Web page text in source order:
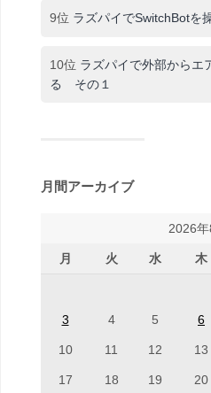
9位 ラズパイでSwitchBotを
10位 ラズパイで外部からエ
る その１
月間アーカイブ
2026年
月 火 水 木
3 4 5 6
10 11 12 13
17 18 19 20